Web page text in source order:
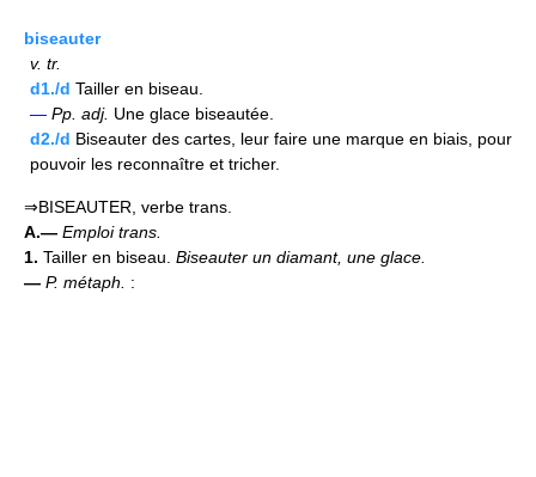
biseauter
v. tr.
d1./d Tailler en biseau.
— Pp. adj. Une glace biseautée.
d2./d Biseauter des cartes, leur faire une marque en biais, pour
pouvoir les reconnaître et tricher.
⇒BISEAUTER, verbe trans.
A.— Emploi trans.
1. Tailler en biseau. Biseauter un diamant, une glace.
— P. métaph. :